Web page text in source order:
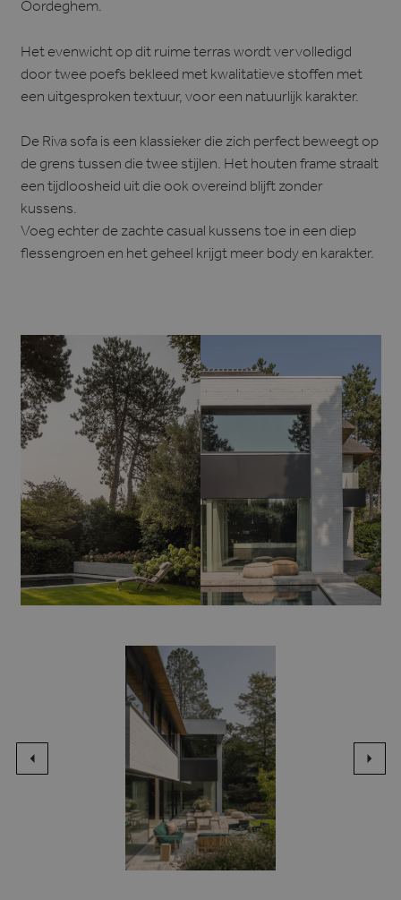
Oordeghem.
Het evenwicht op dit ruime terras wordt vervolledigd
door twee poefs bekleed met kwalitatieve stoffen met
een uitgesproken textuur, voor een natuurlijk karakter.
De Riva sofa is een klassieker die zich perfect beweegt op
de grens tussen die twee stijlen. Het houten frame straalt
een tijdloosheid uit die ook overeind blijft zonder
kussens.
Voeg echter de zachte casual kussens toe in een diep
flessengroen en het geheel krijgt meer body en karakter.